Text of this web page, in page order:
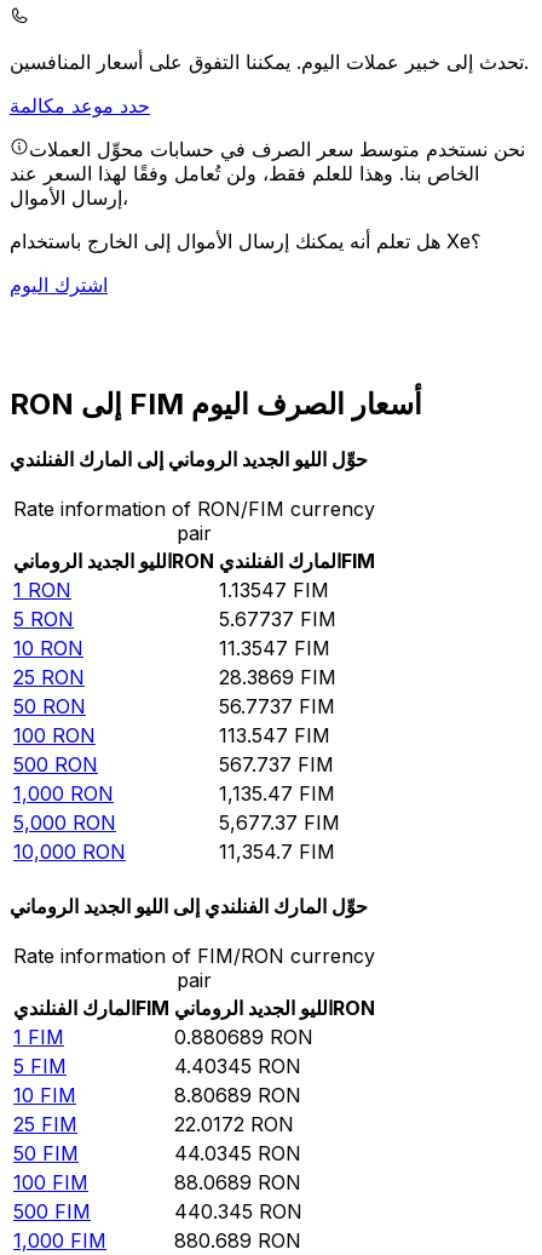
تحدث إلى خبير عملات اليوم.يمكننا التفوق على أسعار المنافسين.
حدد موعد مكالمة
نحن نستخدم متوسط سعر الصرف في حسابات محوِّل العملات
الخاص بنا. وهذا للعلم فقط، ولن تُعامل وفقًا لهذا السعر عند
إرسال الأموال،
هل تعلم أنه يمكنك إرسال الأموال إلى الخارج باستخدام Xe؟
اشترك اليوم
RON إلى FIM أسعار الصرف اليوم
حوِّل الليو الجديد الروماني إلى المارك الفنلندي
Rate information of RON/FIM currency
pair
الليو الجديد الرومانيRON المارك الفنلنديFIM
1 RON 1.13547 FIM
5 RON 5.67737 FIM
10 RON 11.3547 FIM
25 RON 28.3869 FIM
50 RON 56.7737 FIM
100 RON 113.547 FIM
500 RON 567.737 FIM
1,000 RON 1,135.47 FIM
5,000 RON 5,677.37 FIM
10,000 RON 11,354.7 FIM
حوِّل المارك الفنلندي إلى الليو الجديد الروماني
Rate information of FIM/RON currency
pair
المارك الفنلنديFIM الليو الجديد الرومانيRON
1 FIM 0.880689 RON
5 FIM 4.40345 RON
10 FIM 8.80689 RON
25 FIM 22.0172 RON
50 FIM 44.0345 RON
100 FIM 88.0689 RON
500 FIM 440.345 RON
1,000 FIM 880.689 RON